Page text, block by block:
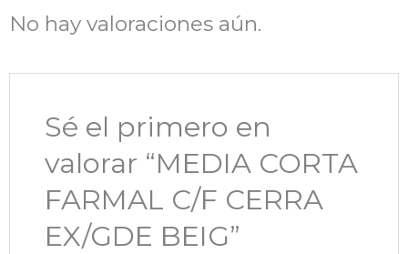
No hay valoraciones aún.
Sé el primero en
valorar “MEDIA CORTA
FARMAL C/F CERRA
EX/GDE BEIG”